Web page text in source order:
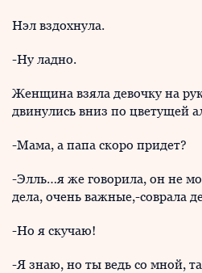
Нэл вздохнула.
-Ну ладно.
Женщина взяла девочку на
двинулись вниз по цветущей
-Мама, а папа скоро придет?
-Элль…я же говорила, он не
дела, очень важные,-соврала
-Но я скучаю!
-Я знаю, но ты ведь со мной,